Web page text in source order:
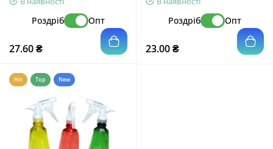
Роздріб Опт
27.60 ₴
Роздріб Опт
23.00 ₴
Hit Top New